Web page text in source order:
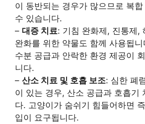
이 동반되는 경우가 많으므로 복
수 있습니다.
– 대증 치료: 기침 완화제, 진통제,
완화를 위한 약물도 함께 사용됩
수분 공급과 안락한 환경 제공이
니다.
– 산소 치료 및 호흡 보조: 심한 폐
이 있는 경우, 산소 공급과 호흡기
다. 고양이가 숨쉬기 힘들어하면
입이 요구됩니다.